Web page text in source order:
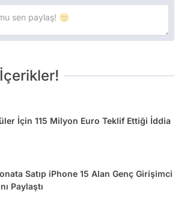
İçin 115 Milyon Euro Teklif Ettiği İddia
Satıp iPhone 15 Alan Genç Girişimci
Paylaştı